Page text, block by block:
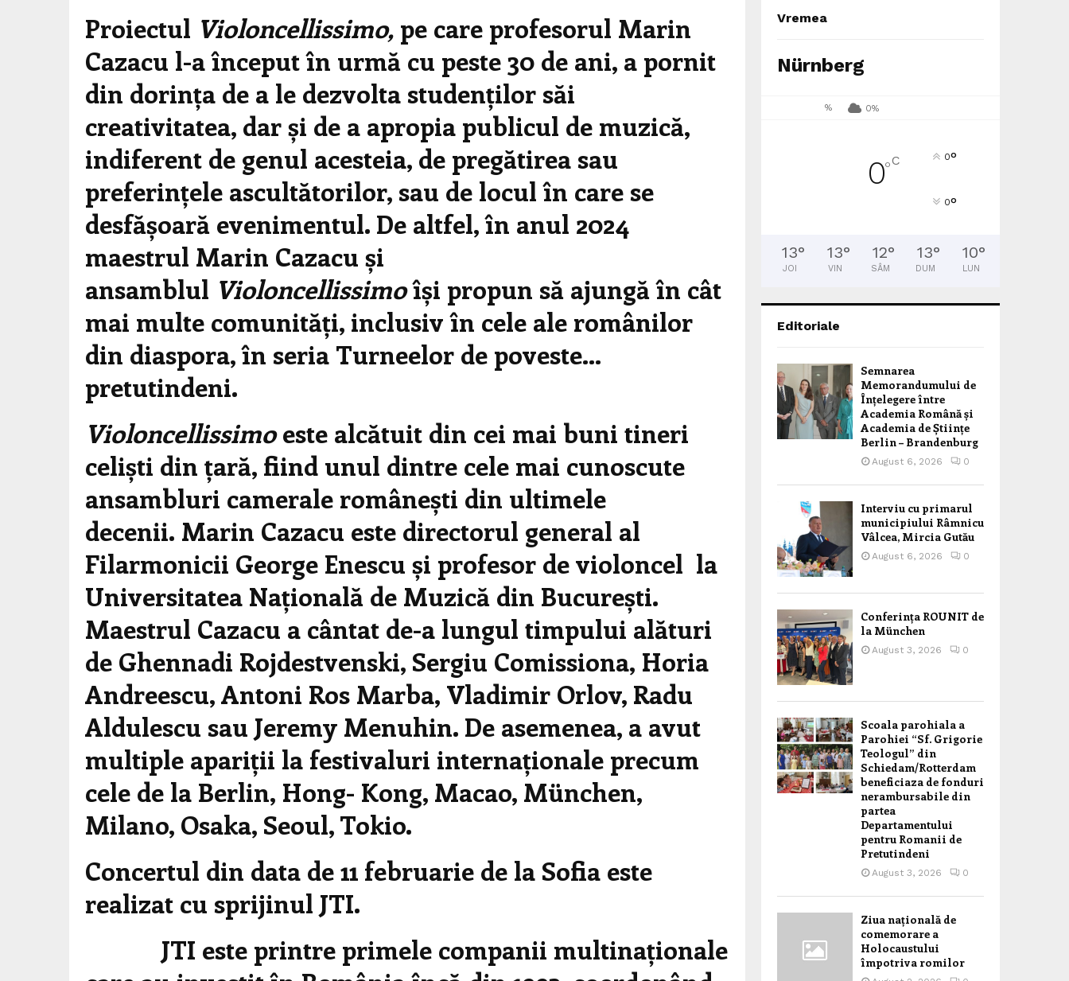
Proiectul Violoncellissimo, pe care profesorul Marin
Cazacu l-a început în urmă cu peste 30 de ani, a pornit
din dorința de a le dezvolta studenților săi
creativitatea, dar și de a apropia publicul de muzică,
indiferent de genul acesteia, de pregătirea sau
preferințele ascultătorilor, sau de locul în care se
desfășoară evenimentul. De altfel, în anul 2024
maestrul Marin Cazacu și
ansamblul Violoncellissimoîși propun să ajungă în cât
mai multe comunități, inclusiv în cele ale românilor
din diaspora, în seria Turneelor de poveste…
pretutindeni.
Violoncellissimoeste alcătuit din cei mai buni tineri
celiști din țară, fiind unul dintre cele mai cunoscute
ansambluri camerale românești din ultimele
decenii. Marin Cazacu este directorul general al
Filarmonicii George Enescu și profesor de violoncel la
Universitatea Națională de Muzică din București.
Maestrul Cazacu a cântat de-a lungul timpului alături
de Ghennadi Rojdestvenski, Sergiu Comissiona, Horia
Andreescu, Antoni Ros Marba, Vladimir Orlov, Radu
Aldulescu sau Jeremy Menuhin. De asemenea, a avut
multiple apariții la festivaluri internaționale precum
cele de la Berlin, Hong- Kong, Macao, München,
Milano, Osaka, Seoul, Tokio.
Concertul din data de 11 februarie de la Sofia este
realizat cu sprijinul JTI.
JTI este printre primele companii multinaționale
Vremea
Nürnberg
% 0%
0°C 0°
0°
13°
JOI
13°
VIN
12°
SÂM
13°
DUM
10°
LUN
Editoriale
Semnarea
Memorandumului de
Înțelegere între
Academia Română și
Academia de Științe
Berlin – Brandenburg
August 6, 2026 0
Interviu cu primarul
municipiului Râmnicu
Vâlcea, Mircia Gutău
August 6, 2026 0
Conferința ROUNIT de
la München
August 3, 2026 0
Scoala parohiala a
Parohiei “Sf. Grigorie
Teologul” din
Schiedam/Rotterdam
beneficiaza de fonduri
nerambursabile din
partea
Departamentului
pentru Romanii de
Pretutindeni
August 3, 2026 0
Ziua națională de
comemorare a
Holocaustului
împotriva romilor